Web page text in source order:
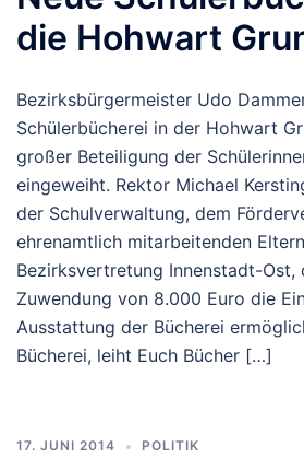
die Hohwart
Bezirksbürgermeister Udo
Schülerbücherei in der Hohwart
großer Beteiligung der
eingeweiht. Rektor Michael
der Schulverwaltung, dem
ehrenamtlich mitarbeitenden
Bezirksvertretung Innenstadt-Ost,
Zuwendung von 8.000 Euro die
Ausstattung der Bücherei
Bücherei, leiht Euch Bücher […]
17. JUNI 2014 POLITIK